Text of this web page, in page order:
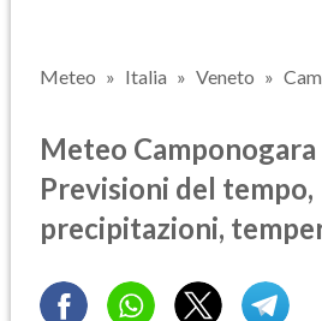
Meteo Italia Veneto
Meteo Camponogara
Previsioni del tempo,
precipitazioni,